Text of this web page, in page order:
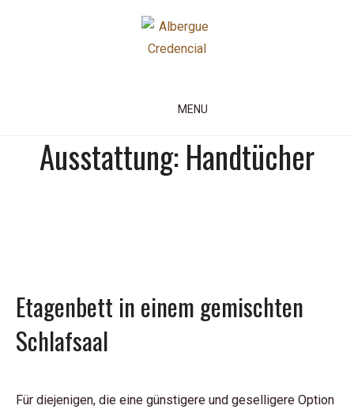
MENU
Ausstattung:Handtücher
Etagenbett in einem gemischten
Schlafsaal
Für diejenigen, die eine günstigere und geselligere Option